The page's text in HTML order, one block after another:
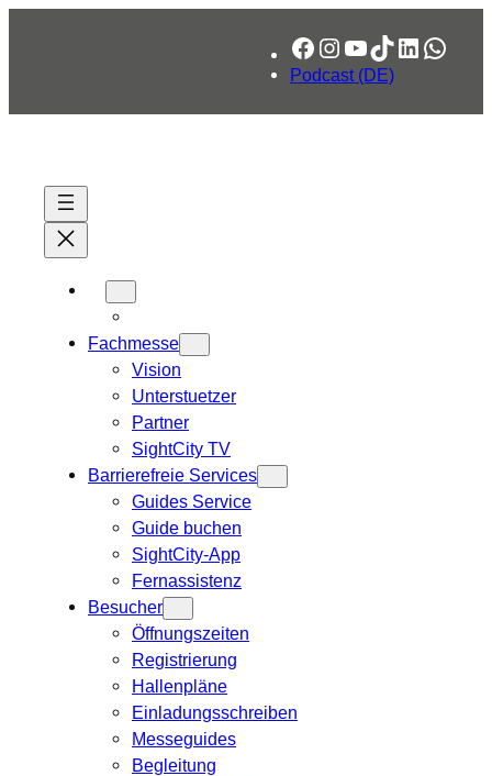
Facebook
Instagram
YouTube
TikTok
LinkedIn
Podcast (DE)
Fachmesse
Vision
Unterstuetzer
Partner
SightCity TV
Barrierefreie Services
Guides Service
Guide buchen
SightCity-App
Fernassistenz
Besucher
Öffnungszeiten
Registrierung
Hallenpläne
Einladungsschreiben
Messeguides
Begleitung